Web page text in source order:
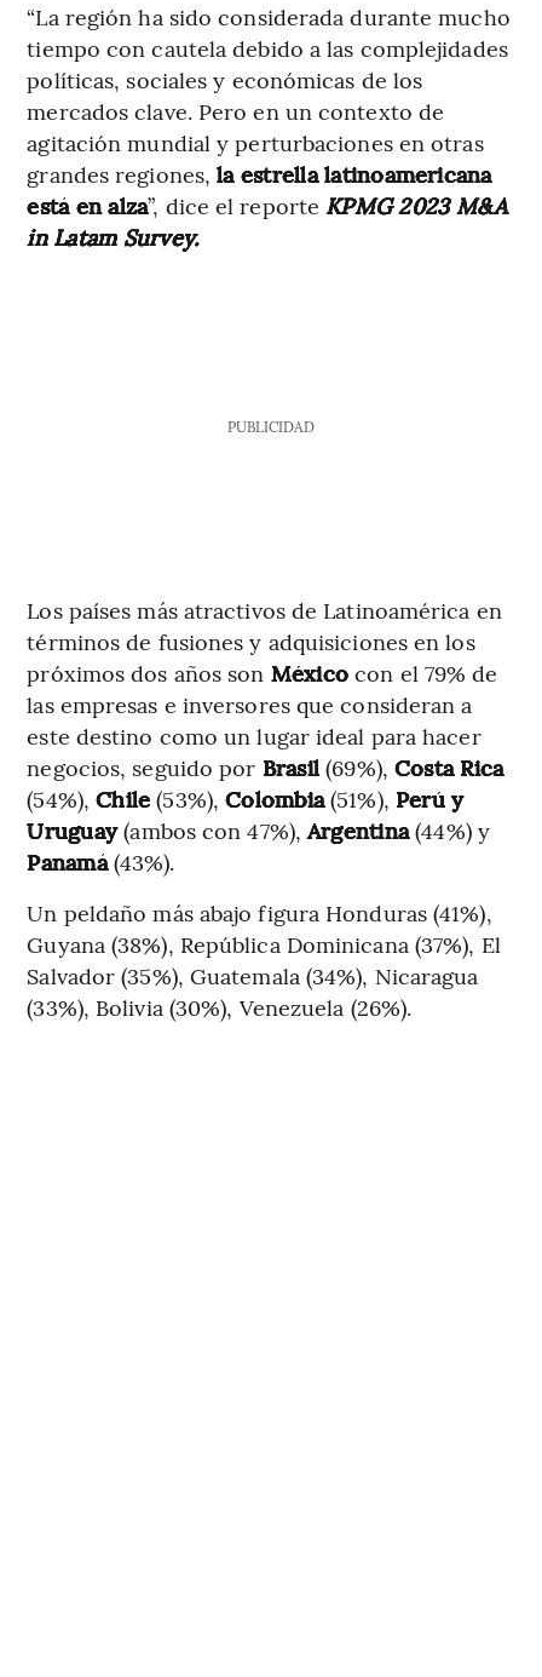
“La región ha sido considerada durante mucho
tiempo con cautela debido a las complejidades
políticas, sociales y económicas de los
mercados clave. Pero en un contexto de
agitación mundial y perturbaciones en otras
grandes regiones,la estrella latinoamericana
está en alza”, dice el reporteKPMG 2023 M&A
in Latam Survey.
PUBLICIDAD
Los países más atractivos de Latinoamérica en
términos de fusiones y adquisiciones en los
próximos dos años son México con el 79% de
las empresas e inversores que consideran a
este destino como un lugar ideal para hacer
negocios, seguido por Brasil(69%), Costa Rica
(54%),Chile (53%),Colombia(51%), Perú y
Uruguay(ambos con 47%),Argentina(44%) y
Panamá(43%).
Un peldaño más abajo figura Honduras (41%),
Guyana (38%), República Dominicana (37%), El
Salvador (35%), Guatemala (34%), Nicaragua
(33%), Bolivia (30%), Venezuela (26%).